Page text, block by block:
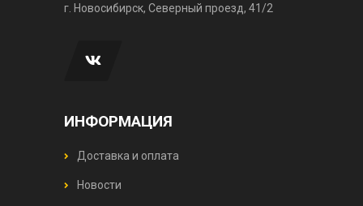
г. Новосибирск, Северный проезд, 41/2
ИНФОРМАЦИЯ
Доставка и оплата
Новости